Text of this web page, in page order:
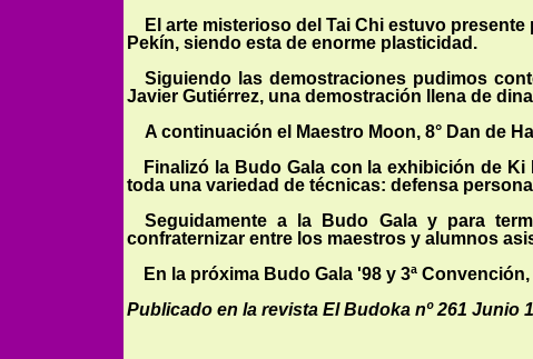
El arte misterioso del Tai Chi estuvo
Pekín, siendo esta de enorme plasticidad.
Siguiendo las demostraciones pudimos
Javier Gutiérrez, una demostración llena de
A continuación el Maestro Moon, 8° Dan de
Finalizó la Budo Gala con la exhibición de Ki
toda una variedad de técnicas: defensa
Seguidamente a la Budo Gala y para
confraternizar entre los maestros y alumnos
En la próxima Budo Gala '98 y 3ª
Publicado en la revista El Budoka nº 261 Junio